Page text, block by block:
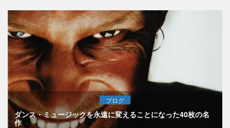
ブログ
ダンス・ミュージックを永遠に変えることになった40枚の名
作